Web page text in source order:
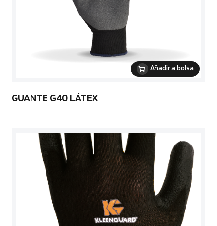
Añadir a bolsa
GUANTE G40 LÁTEX